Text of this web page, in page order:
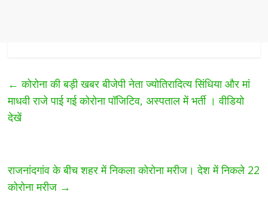
← कोरोना की बड़ी खबर बीजेपी नेता ज्योतिरादित्य सिंधिया और मां
माधवी राजे पाई गई कोरोना पॉजिटिव, अस्पताल में भर्ती । वीडियो
देखें
राजनांदगांव के बीच शहर में निकला कोरोना मरीज। देश में निकले 22
कोरोना मरीज →